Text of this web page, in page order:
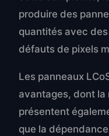
produire des
quantités avec
défauts de pixels
Les panneaux
avantages, dont la
présentent
que la